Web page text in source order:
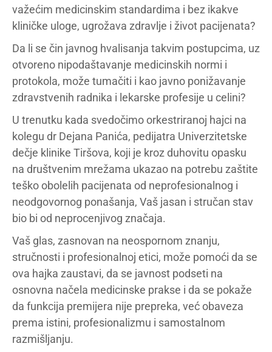
važećim medicinskim standardima i bez ikakve
kliničke uloge, ugrožava zdravlje i život pacijenata?
Da li se čin javnog hvalisanja takvim postupcima, uz
otvoreno nipodaštavanje medicinskih normi i
protokola, može tumačiti i kao javno ponižavanje
zdravstvenih radnika i lekarske profesije u celini?
U trenutku kada svedočimo orkestriranoj hajci na
kolegu dr Dejana Panića, pedijatra Univerzitetske
dečje klinike Tiršova, koji je kroz duhovitu opasku
na društvenim mrežama ukazao na potrebu zaštite
teško obolelih pacijenata od neprofesionalnog i
neodgovornog ponašanja, Vaš jasan i stručan stav
bio bi od neprocenjivog značaja.
Vaš glas, zasnovan na neospornom znanju,
stručnosti i profesionalnoj etici, može pomoći da se
ova hajka zaustavi, da se javnost podseti na
osnovna načela medicinske prakse i da se pokaže
da funkcija premijera nije prepreka, već obaveza
prema istini, profesionalizmu i samostalnom
razmišljanju.